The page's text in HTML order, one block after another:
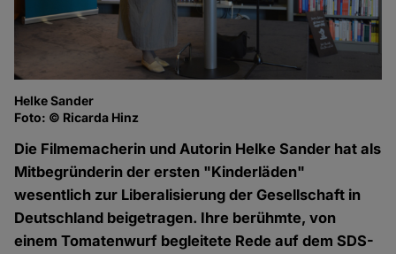
Helke Sander
Foto: © Ricarda Hinz
Die Filmemacherin und Autorin Helke Sander hat als
Mitbegründerin der ersten "Kinderläden"
wesentlich zur Liberalisierung der Gesellschaft in
Deutschland beigetragen. Ihre berühmte, von
einem Tomatenwurf begleitete Rede auf dem SDS-